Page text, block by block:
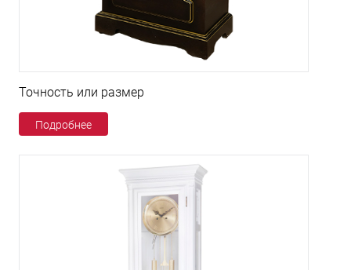
Точность или размер
Подробнее